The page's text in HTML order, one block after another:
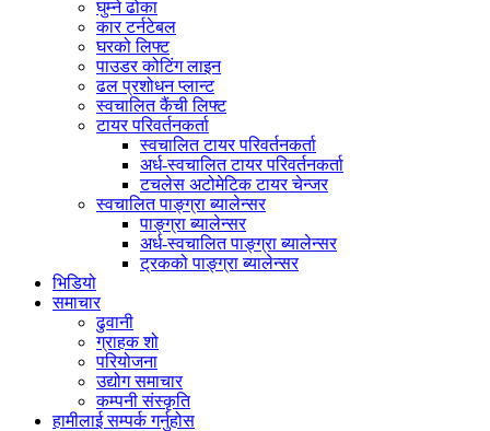
घुम्ने ढोका
कार टर्नटेबल
घरको लिफ्ट
पाउडर कोटिंग लाइन
ढल प्रशोधन प्लान्ट
स्वचालित कैंची लिफ्ट
टायर परिवर्तनकर्ता
स्वचालित टायर परिवर्तनकर्ता
अर्ध-स्वचालित टायर परिवर्तनकर्ता
टचलेस अटोमेटिक टायर चेन्जर
स्वचालित पाङ्ग्रा ब्यालेन्सर
पाङ्ग्रा ब्यालेन्सर
अर्ध-स्वचालित पाङ्ग्रा ब्यालेन्सर
ट्रकको पाङ्ग्रा ब्यालेन्सर
भिडियो
समाचार
ढुवानी
ग्राहक शो
परियोजना
उद्योग समाचार
कम्पनी संस्कृति
हामीलाई सम्पर्क गर्नुहोस